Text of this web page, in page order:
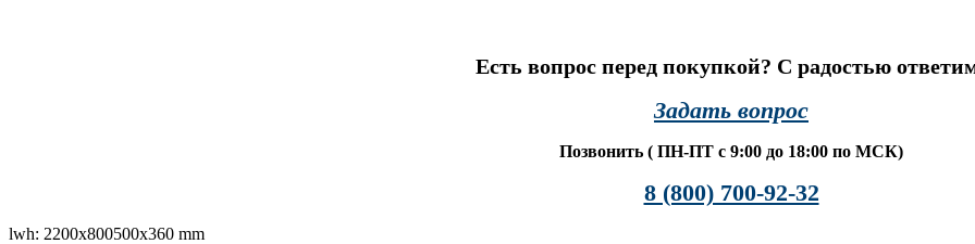
Есть вопрос перед покупкой? С радостью
Задать вопрос
Позвонить ( ПН-ПТ с 9:00 до 18:00 по МСК)
8 (800) 700-92-32
lwh: 2200x800500x360 mm